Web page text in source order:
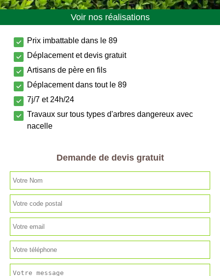
Voir nos réalisations
Prix imbattable dans le 89
Déplacement et devis gratuit
Artisans de père en fils
Déplacement dans tout le 89
7j/7 et 24h/24
Travaux sur tous types d'arbres dangereux avec
nacelle
Demande de devis gratuit